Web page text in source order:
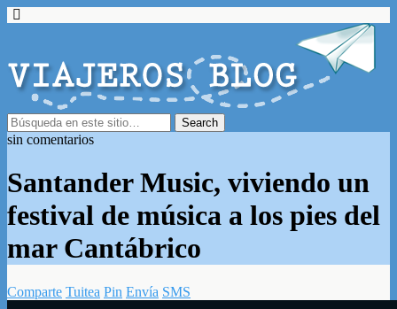
sin comentarios
Santander Music, viviendo un
festival de música a los pies del
mar Cantábrico
Comparte Tuitea Pin Envía SMS